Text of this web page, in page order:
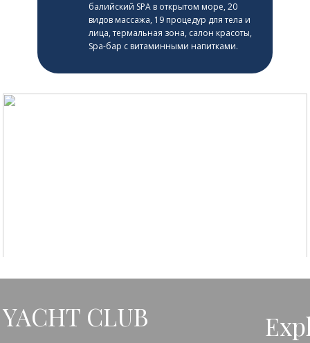
балийский SPA в открытом море, 20
видов массажа, 19 процедур для тела и
лица, термальная зона, салон красоты,
Spa-бар с витаминными напитками.
Explora Journeys